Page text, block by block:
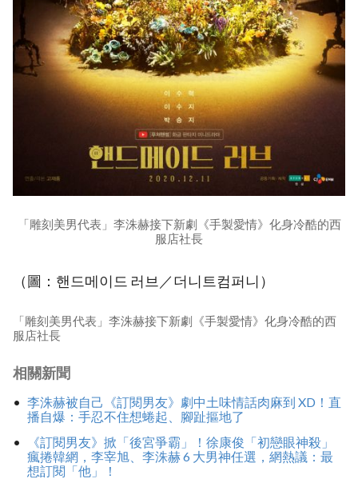
「雕刻美男代表」李洙赫接下新劇《手製愛情》化身冷酷的西
服店社長
（圖：핸드메이드 러브／더니트컴퍼니）
「雕刻美男代表」李洙赫接下新劇《手製愛情》化身冷酷的西
服店社長
相關新聞
李洙赫被自己《訂閱男友》劇中土味情話肉麻到 XD！直
播自爆：手忍不住想蜷起、腳趾摳地了
《訂閱男友》掀「後宮爭霸」！徐康俊「初戀眼神殺」
瘋捲韓網，李宰旭、李洙赫 6 大男神任選，網熱議：最
想訂閱「他」！